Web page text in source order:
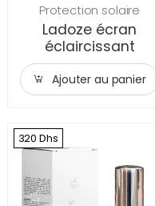
Protection solaire
Ladoze écran
éclaircissant
Ajouter au panier
320 Dhs